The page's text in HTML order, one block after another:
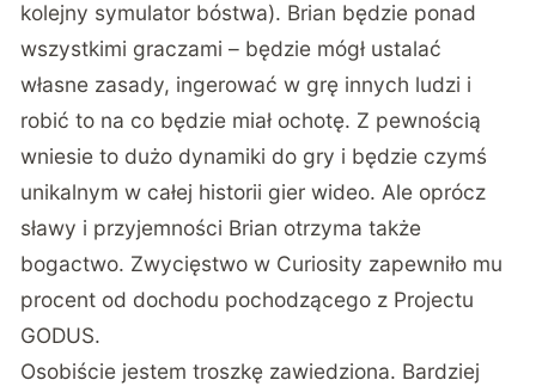
kolejny symulator bóstwa). Brian będzie ponad
wszystkimi graczami – będzie mógł ustalać
własne zasady, ingerować w grę innych ludzi i
robić to na co będzie miał ochotę. Z pewnością
wniesie to dużo dynamiki do gry i będzie czymś
unikalnym w całej historii gier wideo. Ale oprócz
sławy i przyjemności Brian otrzyma także
bogactwo. Zwycięstwo w Curiosity zapewniło mu
procent od dochodu pochodzącego z Projectu
GODUS.
Osobiście jestem troszkę zawiedziona. Bardziej